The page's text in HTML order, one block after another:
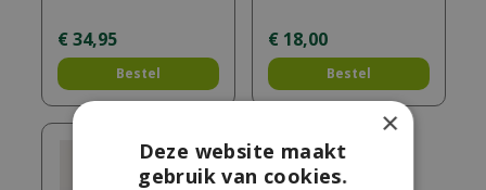
€ 34,95
Bestel
€ 18,00
Bestel
×
Deze website maakt
gebruik van cookies.